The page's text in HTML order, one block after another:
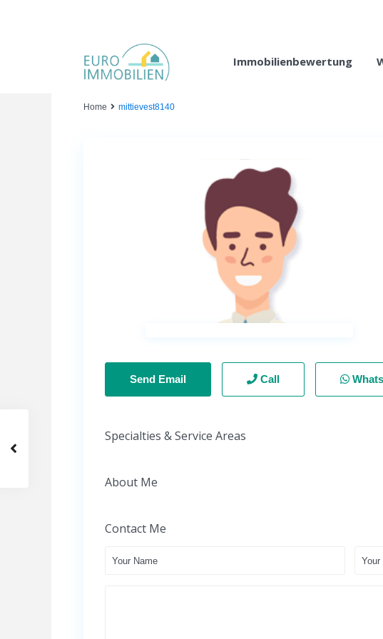
Immobilienbewertung
Home mittievest8140
Send Email Call
Specialties & Service Areas
About Me
Contact Me